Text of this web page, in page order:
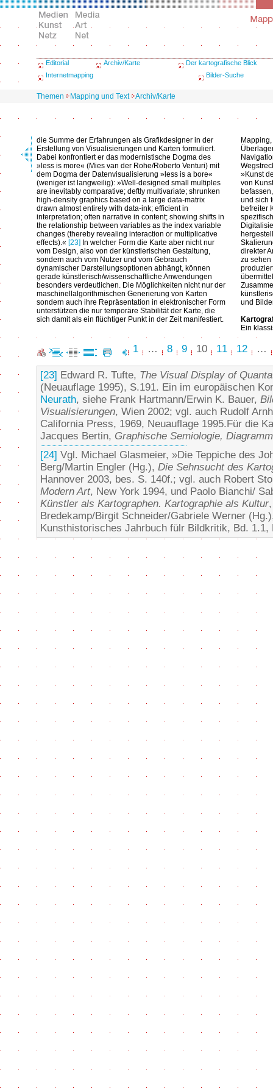
Editorial Archiv/Karte
Der kartografische Blick
Internetmapping
Bilder-Suche
Themen Mapping und Text Archiv/Karte
die Summe der Erfahrungen als Grafikdesigner in der
Erstellung von Visualisierungen und Karten formuliert.
Dabei konfrontiert er das modernistische Dogma des
»less is more« (Mies van der Rohe/Roberto Venturi) mit
dem Dogma der Datenvisualisierung »less is a bore«
(weniger ist langweilig): »Well-designed small multiples
are inevitably comparative; deftly multivariate; shrunken
high-density graphics based on a large data-matrix
drawn almost entirely with data-ink; efficient in
interpretation; often narrative in content; showing shifts in
the relationship between variables as the index variable
changes (thereby revealing interaction or multiplicative
effects).« [23] In welcher Form die Karte aber nicht nur
vom Design, also von der künstlerischen Gestaltung,
sondern auch vom Nutzer und vom Gebrauch
dynamischer Darstellungsoptionen abhängt, können
gerade künstlerisch/wissenschaftliche Anwendungen
besonders verdeutlichen. Die Möglichkeiten nicht nur der
maschinellalgorithmischen Generierung von Karten
sondern auch ihre Repräsentation in elektronischer Form
unterstützen die nur temporäre Stabilität der Karte, die
sich damit als ein flüchtiger Punkt in der Zeit manifestiert.
»Kunst
von
und sich
befreiter
direkter
zu sehen
und
Ein
1 … 8 9 10 11 12 …
[23] Edward R. Tufte, The Visual Display of
(Neuauflage 1995), S.191. Ein im europäischen
Neurath, siehe Frank Hartmann/Erwin K. Bauer,
Visualisierungen, Wien 2002; vgl. auch Rudolf
California Press, 1969, Neuauflage 1995.Für die
Jacques Bertin, Graphische Semiologie,
[24] Vgl. Michael Glasmeier, »Die Teppiche des
Berg/Martin Engler (Hg.), Die Sehnsucht des
Hannover 2003, bes. S. 140f.; vgl. auch Robert
Modern Art, New York 1994, und Paolo Bianchi/
Künstler als Kartographen. Kartographie als Kultur
Bredekamp/Birgit Schneider/Gabriele Werner
Kunsthistorisches Jahrbuch fülr Bildkritik, Bd. 1.1,